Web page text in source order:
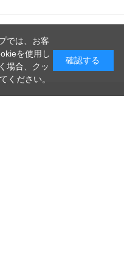
では、お客
を使用し
場合、クッ
ください。
確認する